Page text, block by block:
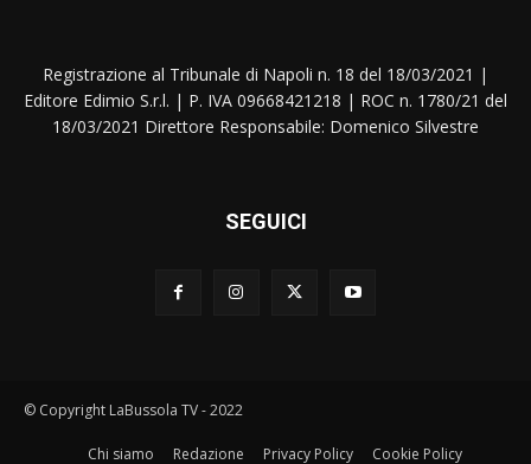
Registrazione al Tribunale di Napoli n. 18 del 18/03/2021 |
Editore Edimio S.r.l. | P. IVA 09668421218 | ROC n. 1780/21 del
18/03/2021 Direttore Responsabile: Domenico Silvestre
SEGUICI
© Copyright LaBussola TV - 2022
Chi siamo Redazione Privacy Policy Cookie Policy